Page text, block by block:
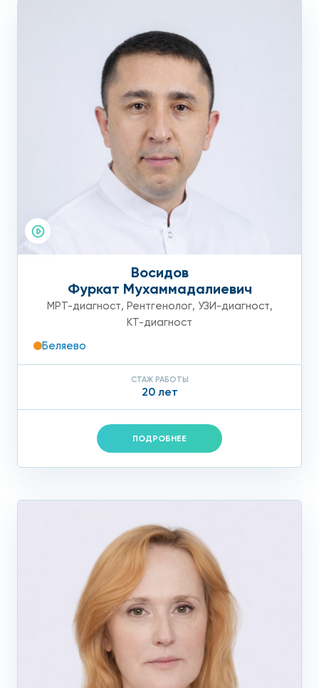
Восидов
Фуркат Мухаммадалиевич
МРТ-диагност, Рентгенолог, УЗИ-диагност,
КТ-диагност
Беляево
СТАЖ РАБОТЫ
20 лет
ПОДРОБНЕЕ